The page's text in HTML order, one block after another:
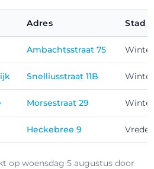
Adres Stad
Ambachtsstraat 75
Snelliusstraat 11B
Morsestraat 29
Heckebree 9
op woensdag 5 augustus door